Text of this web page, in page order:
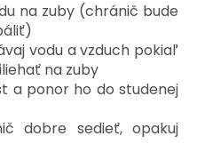
na zuby (chránič bude
vodu a vzduch pokiaľ
na zuby
a ponor ho do studenej
dobre sedieť, opakuj